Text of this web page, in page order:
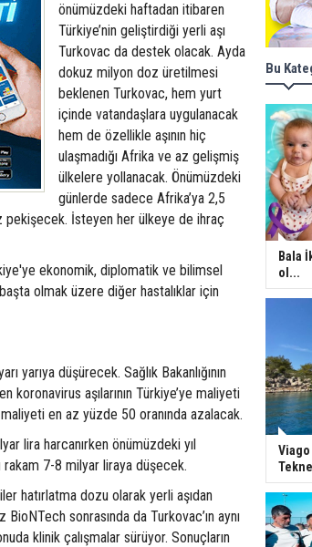
önümüzdeki haftadan itibaren
Türkiye’nin geliştirdiği yerli aşı
Turkovac da destek olacak. Ayda
dokuz milyon doz üretilmesi
beklenen Turkovac, hem yurt
içinde vatandaşlara uygulanacak
hem de özellikle aşının hiç
ulaşmadığı Afrika ve az gelişmiş
ülkelere yollanacak. Önümüzdeki
günlerde sadece Afrika’ya 2,5
İsteyen her ülkeye de ihraç
ekonomik, diplomatik ve bilimsel
olmak üzere diğer hastalıklar için
yarıya düşürecek. Sağlık Bakanlığının
koronavirus aşılarının Türkiye’ye maliyeti
maliyeti en az yüzde 50 oranında azalacak.
lira harcanırken önümüzdeki yıl
7-8 milyar liraya düşecek.
hatırlatma dozu olarak yerli aşıdan
sonrasında da Turkovac’ın aynı
klinik çalışmalar sürüyor. Sonuçların
Bu
Bala
ol...